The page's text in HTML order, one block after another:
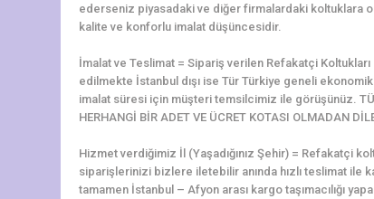
ederseniz piyasadaki ve diğer firmalardaki koltuklara
kalite ve konforlu imalat düşüncesidir.
İmalat ve Teslimat = Sipariş verilen Refakatçi
edilmekte İstanbul dışı ise Tür Türkiye geneli
imalat süresi için müşteri temsilcimiz ile görüşünüz. TÜM
HERHANGİ BİR ADET VE ÜCRET KOTASI OLMADAN
Hizmet verdiğimiz İl (Yaşadığınız Şehir) = Refakatçi
siparişlerinizi bizlere iletebilir anında hızlı teslimat ile
tamamen İstanbul – Afyon arası kargo taşımacılığı